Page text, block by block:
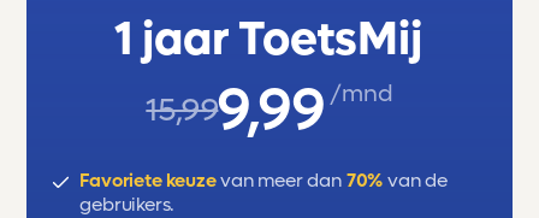
1 jaar ToetsMij
15,999,99 /mnd
Favoriete keuzevan meer dan 70% van de
gebruikers.